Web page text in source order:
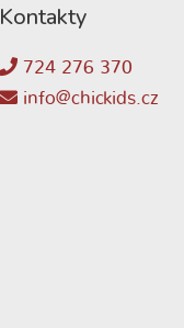
Kontakty
724 276 370
info@chickids.cz